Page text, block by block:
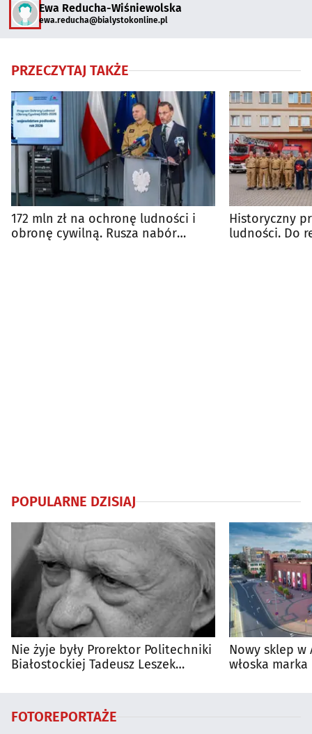
Ewa Reducha-Wiśniewolska
ewa.reducha@bialystokonline.pl
PRZECZYTAJ TAKŻE
172 mln zł na ochronę ludności i
obronę cywilną. Rusza nabór
Historyczny
ludności. Do
POPULARNE DZISIAJ
Nie żyje były Prorektor Politechniki
Białostockiej Tadeusz Leszek
Nowy sklep w
włoska
FOTOREPORTAŻE